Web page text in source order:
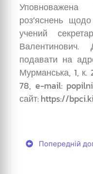
роз’яснень
учений
подавати на
Мурманська, 1, к.
78, e-mail:
сайт: https://
Попередній